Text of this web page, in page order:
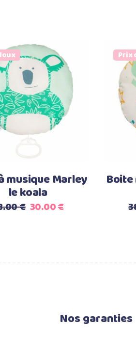
options
musique Marley
le koala
€ Le
30.00€Le
Prix
Nos garanties